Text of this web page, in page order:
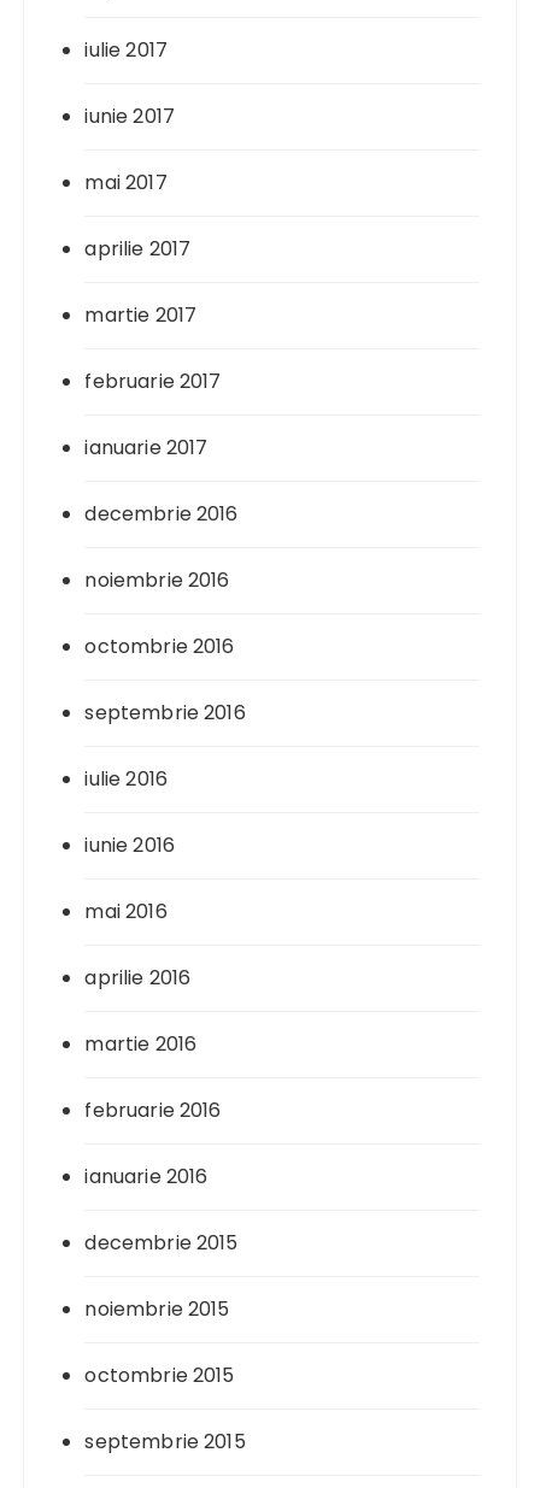
iulie 2017
iunie 2017
mai 2017
aprilie 2017
martie 2017
februarie 2017
ianuarie 2017
decembrie 2016
noiembrie 2016
octombrie 2016
septembrie 2016
iulie 2016
iunie 2016
mai 2016
aprilie 2016
martie 2016
februarie 2016
ianuarie 2016
decembrie 2015
noiembrie 2015
octombrie 2015
septembrie 2015